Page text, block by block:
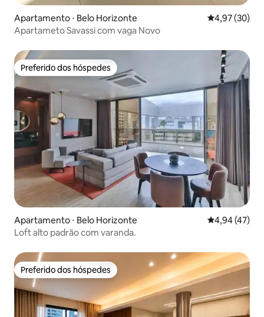
Apartamento ⋅ Belo Horizonte 4,97 de uma
4,97 (30)
Apartameto Savassi com vaga Novo
Preferido dos hóspedes
Preferido dos hóspedes
Apartamento ⋅ Belo Horizonte 4,94 de uma
4,94 (47)
Loft alto padrão com varanda.
Preferido dos hóspedes
Preferido dos hóspedes